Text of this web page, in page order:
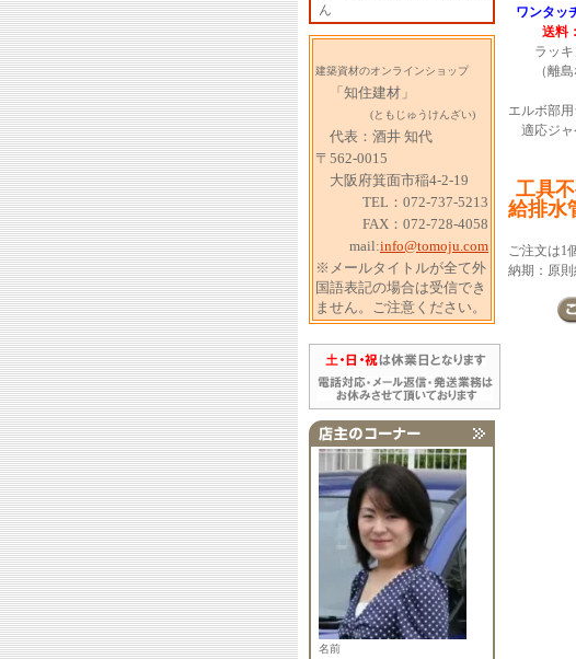
ん
建築資材のオンラインショップ
「知住建材」
(ともじゅうけんざい)
代表：酒井 知代
〒562-0015
大阪府箕面市稲4-2-19
TEL：072-737-5213
FAX：072-728-4058
mail:info@tomoju.com
※メールタイトルが全て外
国語表記の場合は受信でき
ません。ご注意ください。
名前
ワンタッ
送料
ラッキン
（離島
エルボ部
適応ジャ
工具
給排水
ご注文は1
納期：原